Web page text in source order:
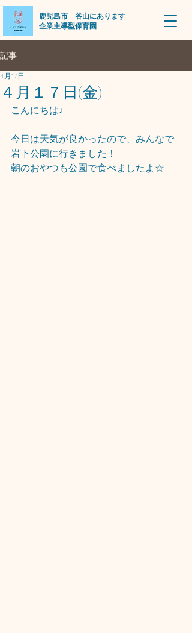
​鹿児島市 谷山にあります
企業主導型保育園
記事
４月１７日(金)
4月17日
こんにちは♩
今日は天気が良かったので、みんなで
岩下公園に行きました！
朝のおやつも公園で食べましたよ☆